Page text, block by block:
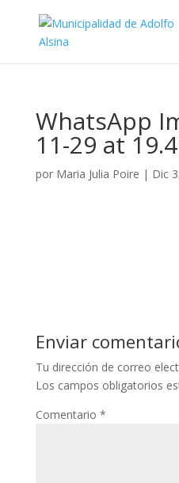
WhatsApp
11-29 at
por Maria Julia Poire | Dic
Enviar
Tu dirección de correo
Los campos obligatorios
Comentario *